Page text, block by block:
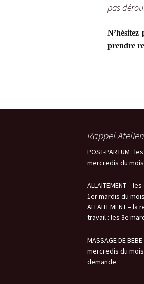
pas
prendre
Rappel
POST-PARTUM :
mercredis du mois
ALLAITEMENT –
1er mardis du mois
ALLAITEMENT – la
travail : les 3e
MASSAGE DE
mercredis du
demande